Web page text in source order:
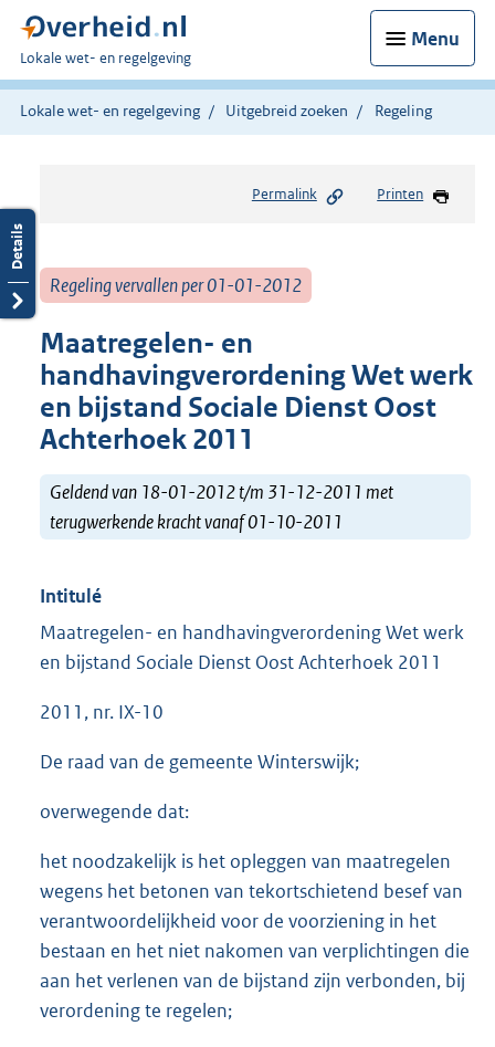
Menu
U
bent
hier:
Lokale wet- en regelgeving
Lokale wet- en regelgeving Uitgebreid zoeken Regeling
Permalink Printen
Regeling vervallen per 01-01-2012
Maatregelen- en
handhavingverordening Wet werk
en bijstand Sociale Dienst Oost
Achterhoek 2011
Geldend van 18-01-2012 t/m 31-12-2011 met
terugwerkende kracht vanaf 01-10-2011
Intitulé
Maatregelen- en handhavingverordening Wet werk
en bijstand Sociale Dienst Oost Achterhoek 2011
2011, nr. IX-10
De raad van de gemeente Winterswijk;
overwegende dat:
het noodzakelijk is het opleggen van maatregelen
wegens het betonen van tekortschietend besef van
verantwoordelijkheid voor de voorziening in het
bestaan en het niet nakomen van verplichtingen die
aan het verlenen van de bijstand zijn verbonden, bij
verordening te regelen;